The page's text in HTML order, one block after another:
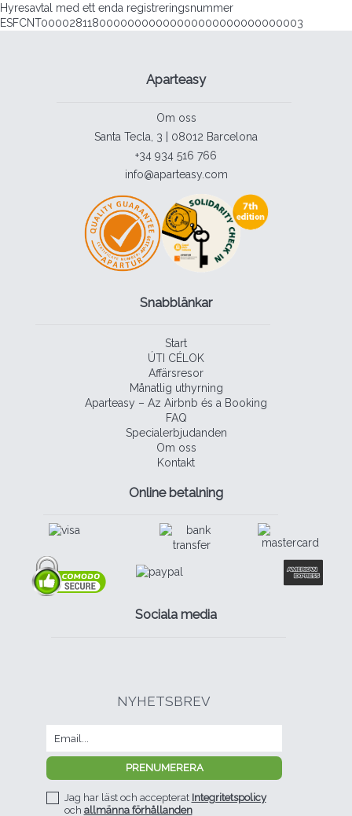
Hyresavtal med ett enda registreringsnummer
ESFCNT00002811800000000000000000000000000003
Aparteasy
Om oss
Santa Tecla, 3 | 08012 Barcelona
+34 934 516 766
info@aparteasy.com
Snabblänkar
Start
ÚTI CÉLOK
Affärsresor
Månatlig uthyrning
Aparteasy – Az Airbnb és a Booking
FAQ
Specialerbjudanden
Om oss
Kontakt
Online betalning
Sociala media
NYHETSBREV
Jag har läst och accepterat Integritetspolicy
och allmänna förhållanden